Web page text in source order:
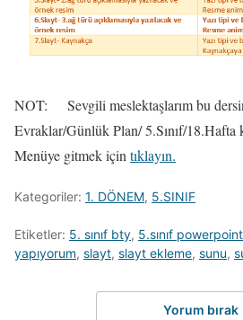
NOT: Sevgili meslektaşlarım bu
Evraklar/Günlük Plan/ 5.Sınıf/18.Hafta
Menüye gitmek için tıklayın.
Kategoriler: 1. DÖNEM, 5.SINIF
Etiketler: 5. sınıf bty, 5.sınıf powerpoint
yapıyorum, slayt, slayt ekleme, sunu,
Yorum bırak